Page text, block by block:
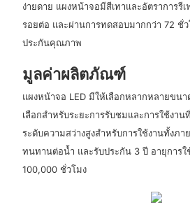
ง่ายดาย แผงหน้าจอมีสีเทาและอัตราการรี
รอยต่อ และผ่านการทดสอบมากกว่า 72 ชั่
ประกันคุณภาพ
มูลค่าผลิตภัณฑ์
แผงหน้าจอ LED มีให้เลือกหลากหลายขน
เลือกสำหรับระยะการรับชมและการใช้งา
ระดับความสว่างสูงสำหรับการใช้งานทั้งภ
ทนทานต่อน้ำ และรับประกัน 3 ปี อายุการใ
100,000 ชั่วโมง